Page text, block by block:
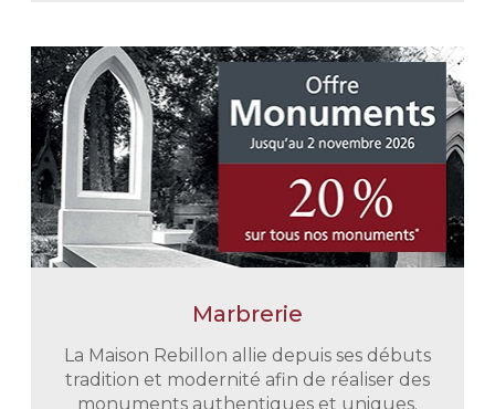
Une prise en charge immédiate
En tout discrétion et retenue nous
vous épaulons dans toutes vos
démarches administratives. Nous
Marbrerie
La Maison Rebillon allie depuis ses débuts
tradition et modernité afin de réaliser des
monuments authentiques et uniques.